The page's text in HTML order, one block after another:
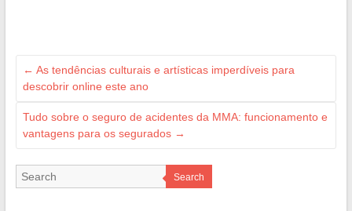
← As tendências culturais e artísticas imperdíveis para
descobrir online este ano
Tudo sobre o seguro de acidentes da MMA: funcionamento e
vantagens para os segurados →
Search